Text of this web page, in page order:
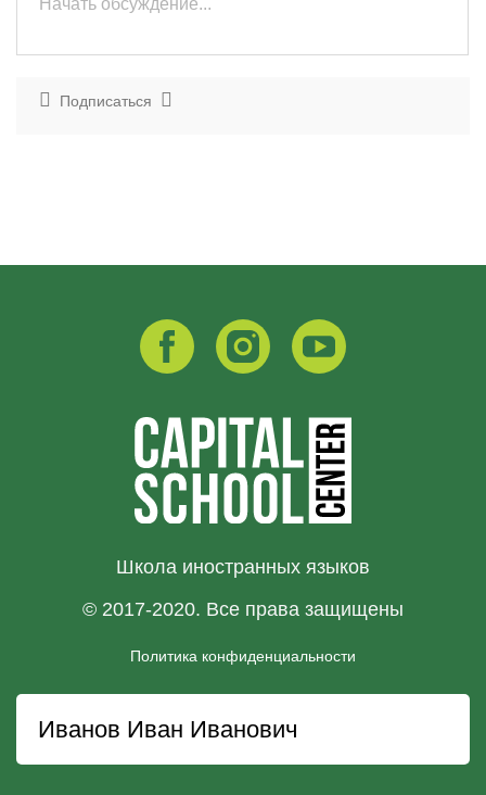
Подписаться
Школа иностранных языков
© 2017-2020. Все права защищены
Политика конфиденциальности